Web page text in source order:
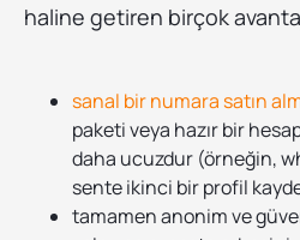
haline getiren birçok
sanal bir numara satın
paketi veya hazır bir
daha ucuzdur (örneğin,
sente ikinci bir profil
tamamen anonim ve